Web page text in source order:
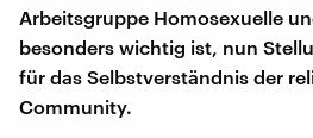
Arbeitsgruppe Homosexuelle
besonders wichtig ist, nun
für das Selbstverständnis der
Community.